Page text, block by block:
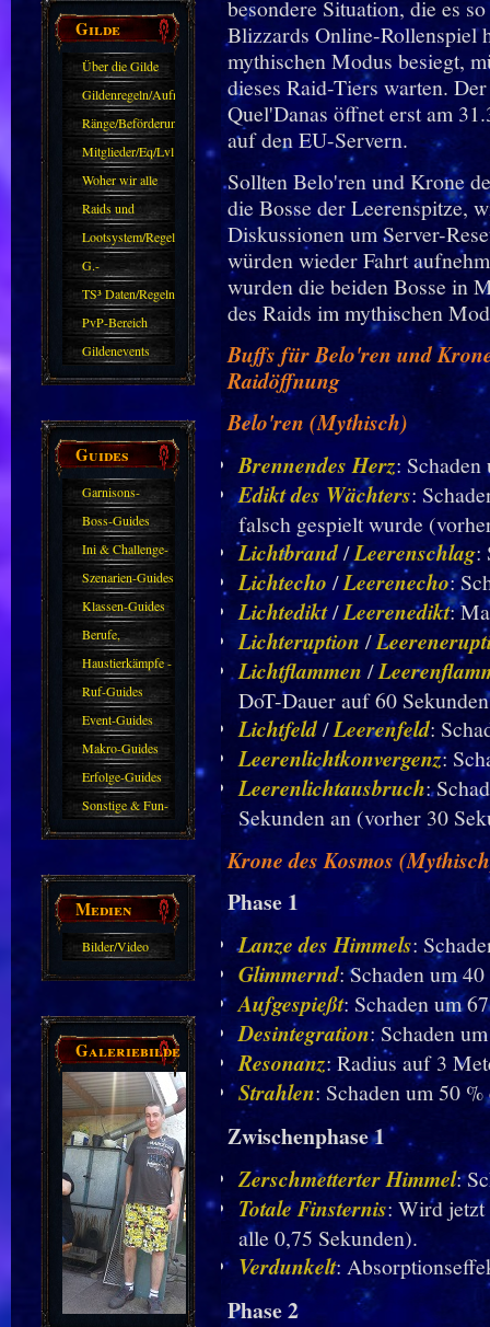
Gilde
Über die Gilde
(DAW)
Gildenregeln/Aufnahme
Ränge/Beförderungen
Mitglieder/Eq/Lvl
Woher wir alle
kommen.
Raids und
Zubehör
Lootsystem/Regeln
G.-
Sparkasse/Goldleihen
TS³ Daten/Regeln
PvP-Bereich
Gildenevents
Guides
Garnisons-
Guides
Boss-Guides
Ini & Challenge-
Guides
Szenarien-Guides
Klassen-Guides
Berufe,
Farmkarten und
Haustiere
Haustierkämpfe -
Guide
Ruf-Guides
Event-Guides
Makro-Guides
Erfolge-Guides
Sonstige & Fun-
Guides
Medien
Bilder/Video
Galeriebilder
besondere Situation, die es
Blizzards Online-Rollenspiel
mythischen Modus besiegt,
dieses Raid-Tiers warten.
Quel'Danas öffnet erst am
auf den EU-Servern.
Sollten Belo'ren und Krone
die Bosse der Leerenspitze,
Diskussionen um Server-
würden wieder Fahrt
wurden die beiden Bosse in
des Raids im mythischen
Buffs für Belo'ren und
Raidöffnung
Belo'ren (Mythisch)
Brennendes Herz:
Edikt des Wächters:
falsch gespielt wurde
Lichtbrand/Leerenschlag:
Lichtecho /Leerenecho:
Lichtedikt/Leerenedikt:
Lichteruption/
Lichtflammen /
DoT-Dauer auf 60
Lichtfeld/Leerenfeld:
Leerenlichtkonvergenz:
Leerenlichtausbruch:
Sekunden an (vorher 30
Krone des Kosmos
Phase 1
Lanze des Himmels:
Glimmernd: Schaden um
Aufgespießt: Schaden um
Desintegration: Schaden
Resonanz: Radius auf 3
Strahlen: Schaden um 50
Zwischenphase 1
Zerschmetterter Himmel:
Totale Finsternis: Wird jetzt
alle 0,75 Sekunden).
Verdunkelt:
Phase 2